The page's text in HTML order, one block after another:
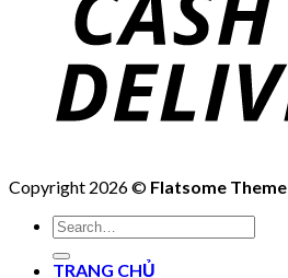
Copyright 2026 © Flatsome Theme
Search
for:
TRANG CHỦ